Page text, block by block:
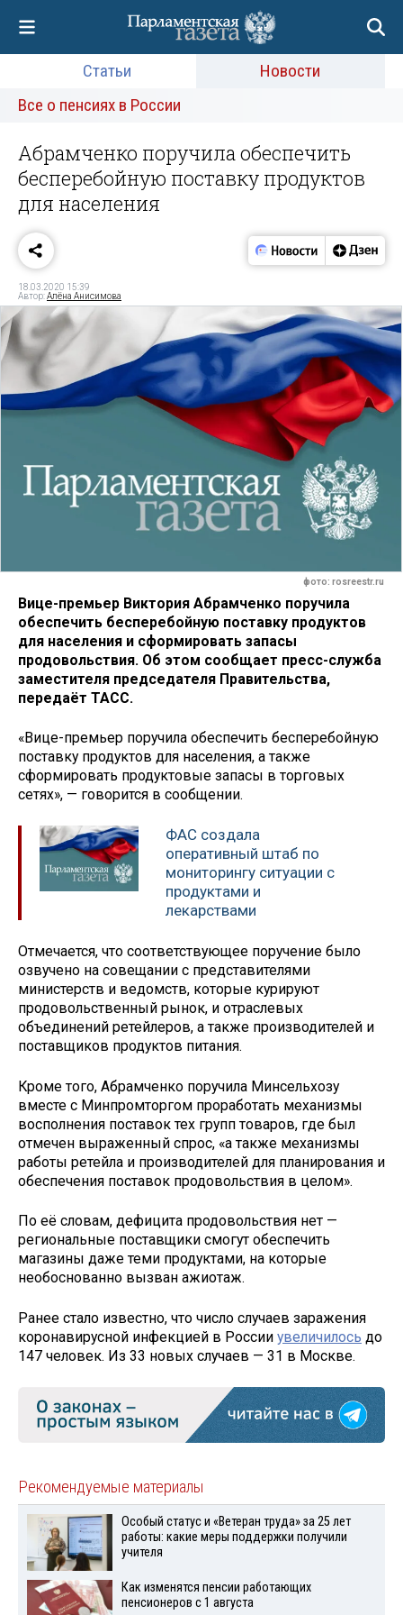
Статьи
Новости
Все о пенсиях в России
Абрамченко поручила обеспечить
бесперебойную поставку продуктов
для населения
18.03.2020 15:39
Автор:Алёна Анисимова
фото: rosreestr.ru
Вице-премьер Виктория Абрамченко поручила
обеспечить бесперебойную поставку продуктов
для населения и сформировать запасы
продовольствия. Об этом сообщает пресс-служба
заместителя председателя Правительства,
передаёт ТАСС.
«Вице-премьер поручила обеспечить бесперебойную
поставку продуктов для населения, а также
сформировать продуктовые запасы в торговых
сетях», — говорится в сообщении.
ФАС создала
оперативный штаб по
мониторингу ситуации с
продуктами и
лекарствами
Отмечается, что соответствующее поручение было
озвучено на совещании с представителями
министерств и ведомств, которые курируют
продовольственный рынок, и отраслевых
объединений ретейлеров, а также производителей и
поставщиков продуктов питания.
Кроме того, Абрамченко поручила Минсельхозу
вместе с Минпромторгом проработать механизмы
восполнения поставок тех групп товаров, где был
отмечен выраженный спрос, «а также механизмы
работы ретейла и производителей для планирования и
обеспечения поставок продовольствия в целом».
По её словам, дефицита продовольствия нет —
региональные поставщики смогут обеспечить
магазины даже теми продуктами, на которые
необоснованно вызван ажиотаж.
Ранее стало известно, что число случаев заражения
коронавирусной инфекцией в России увеличилось до
147 человек. Из 33 новых случаев — 31 в Москве.
Рекомендуемые материалы
Особый статус и «Ветеран труда» за 25 лет
работы: какие меры поддержки получили
учителя
Как изменятся пенсии работающих
пенсионеров с 1 августа